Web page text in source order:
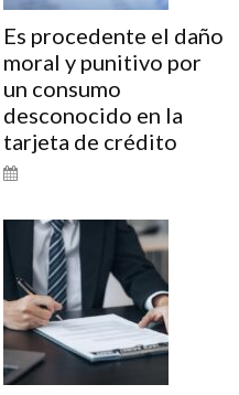
Es procedente el daño
moral y punitivo por
un consumo
desconocido en la
tarjeta de crédito